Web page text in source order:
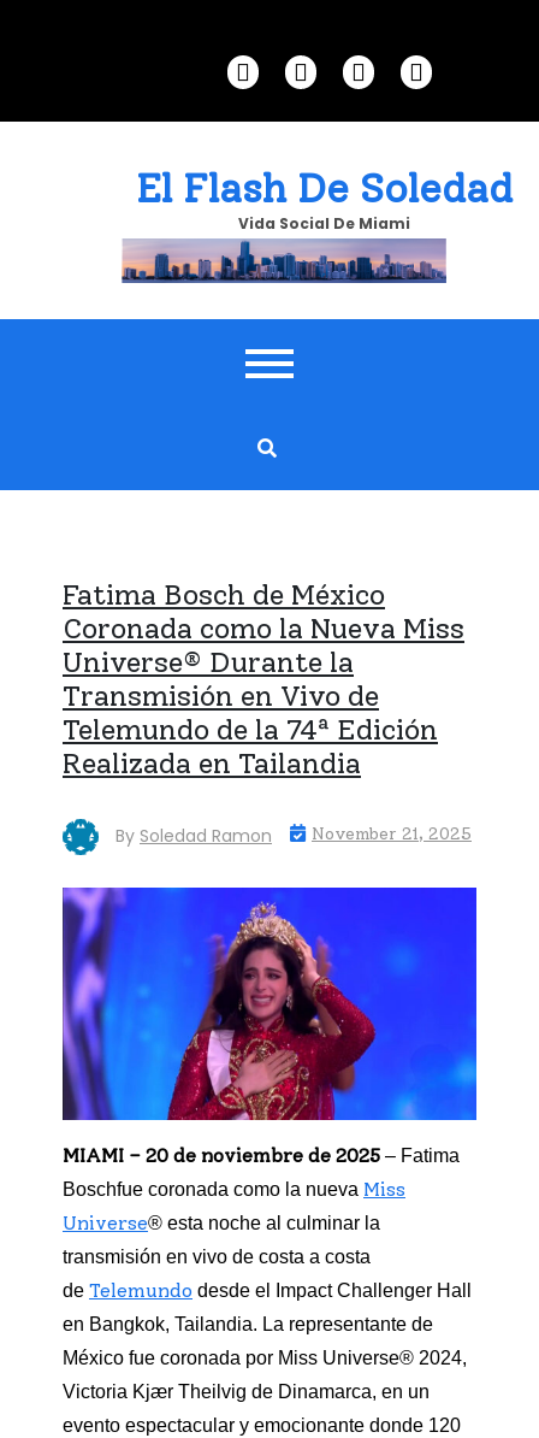
El Flash De Soledad
Vida Social De Miami
Fatima Bosch de México
Coronada como la Nueva Miss
Universe® Durante la
Transmisión en Vivo de
Telemundo de la 74ª Edición
Realizada en Tailandia
By Soledad Ramon November 21, 2025
MIAMI – 20 de noviembre de 2025 – Fatima
Boschfue coronada como la nueva Miss
Universe® esta noche al culminar la
transmisión en vivo de costa a costa
de Telemundo desde el Impact Challenger Hall
en Bangkok, Tailandia. La representante de
México fue coronada por Miss Universe® 2024,
Victoria Kjær Theilvig de Dinamarca, en un
evento espectacular y emocionante donde 120